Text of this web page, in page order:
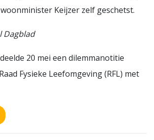
Keijzer zelf geschetst.
Dagblad
20 mei een dilemmanotitie
Fysieke Leefomgeving (RFL) met